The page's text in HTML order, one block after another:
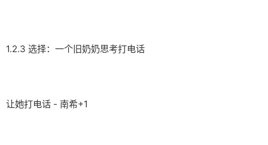
1.2.3 选择：一个旧奶奶思考打电话
让她打电话 - 南希+1